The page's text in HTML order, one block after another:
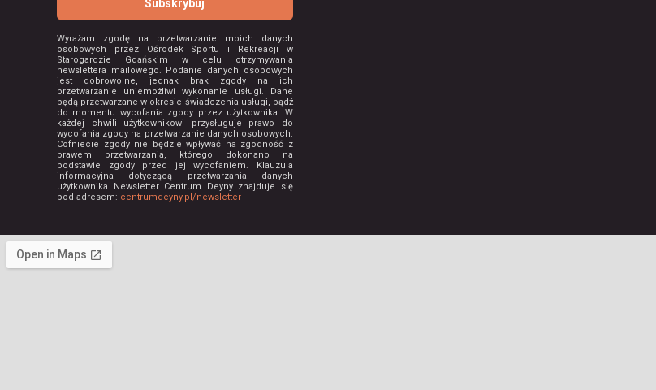
Wyrażam zgodę na przetwarzanie moich danych
osobowych przez Ośrodek Sportu i Rekreacji w
Starogardzie Gdańskim w celu otrzymywania
newslettera mailowego. Podanie danych osobowych
jest dobrowolne, jednak brak zgody na ich
przetwarzanie uniemożliwi wykonanie usługi. Dane
będą przetwarzane w okresie świadczenia usługi, bądź
do momentu wycofania zgody przez użytkownika. W
każdej chwili użytkownikowi przysługuje prawo do
wycofania zgody na przetwarzanie danych osobowych.
Cofniecie zgody nie będzie wpływać na zgodność z
prawem przetwarzania, którego dokonano na
podstawie zgody przed jej wycofaniem. Klauzula
informacyjna dotyczącą przetwarzania danych
użytkownika Newsletter Centrum Deyny znajduje się
pod adresem: centrumdeyny.pl/newsletter